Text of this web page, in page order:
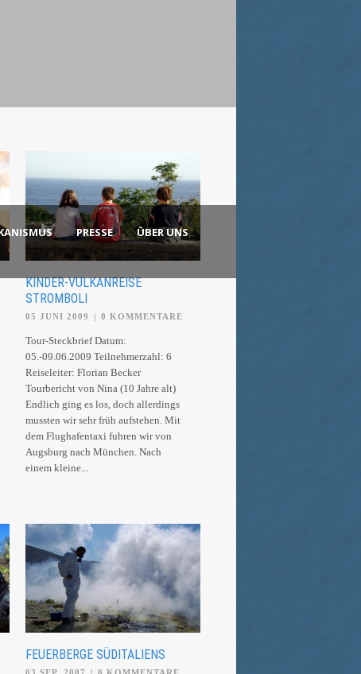
PRESSE ÜBER UNS
KINDER-VULKANREISE
STROMBOLI
05 JUNI 2009 | 0 KOMMENTARE
Tour-Steckbrief Datum:
05.-09.06.2009 Teilnehmerzahl: 6
Reiseleiter: Florian Becker
Tourbericht von Nina (10 Jahre alt)
Endlich ging es los, doch allerdings
mussten wir sehr früh aufstehen. Mit
dem Flughafentaxi fuhren wir von
Augsburg nach München. Nach
einem kleine...
FEUERBERGE SÜDITALIENS